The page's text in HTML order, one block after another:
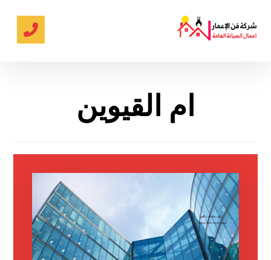
ام القيوين